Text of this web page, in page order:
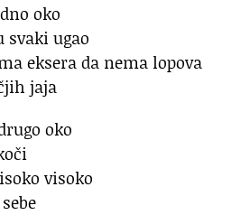
oko
svaki ugao
eksera da nema lopova
jaja
oko
visoko